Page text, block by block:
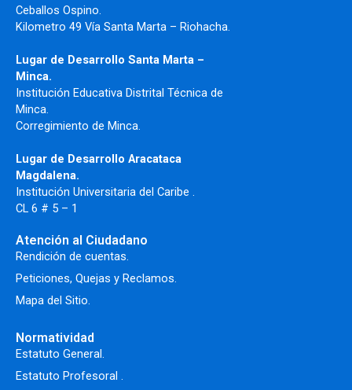
Ceballos Ospino.
Kilometro 49 Vía Santa Marta – Riohacha.
Lugar de Desarrollo Santa Marta –
Minca.
Institución Educativa Distrital Técnica de
Minca.
Corregimiento de Minca.
Lugar de Desarrollo Aracataca
Magdalena.
Institución Universitaria del Caribe .
CL 6 # 5 – 1
Atención al Ciudadano
Rendición de cuentas.
Peticiones, Quejas y Reclamos.
Mapa del Sitio.
Normatividad
Estatuto General.
Estatuto Profesoral .